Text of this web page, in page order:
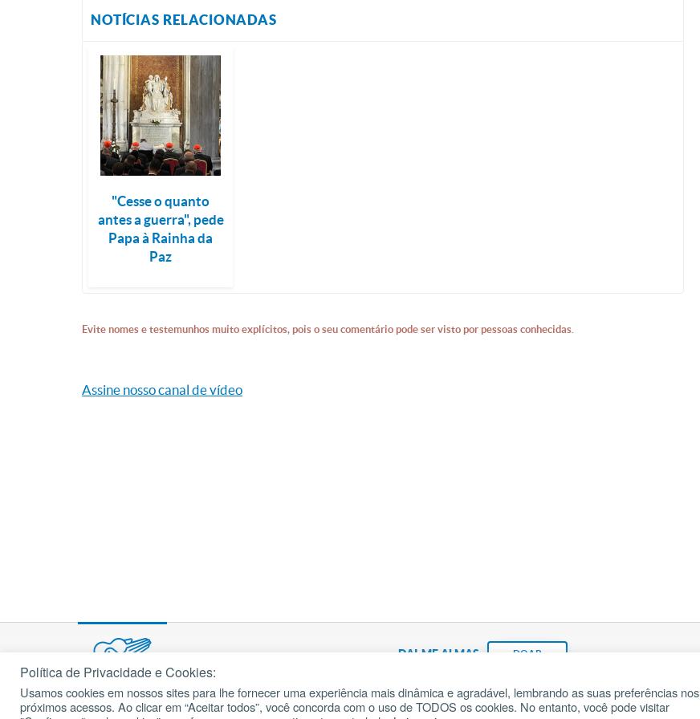
NOTÍCIAS RELACIONADAS
"Cesse o quanto
antes a guerra", pede
Papa à Rainha da
Paz
Evite nomes e testemunhos muito explícitos, pois o seu comentário pode ser visto por pessoas conhecidas.
Assine nosso canal de vídeo
DAI-ME ALMAS DOAR
Fundação João Paulo II Pedido de Oração
cancaonova.com© 2002 – 2026
Todos os direitos reservados.
Política de Privacidade e Cookies:
Usamos cookies em nossos sites para lhe fornecer uma experiência mais dinâmica e agradável, lembrando as suas preferências nos
próximos acessos. Ao clicar em “Aceitar todos”, você concorda com o uso de TODOS os cookies. No entanto, você pode visitar